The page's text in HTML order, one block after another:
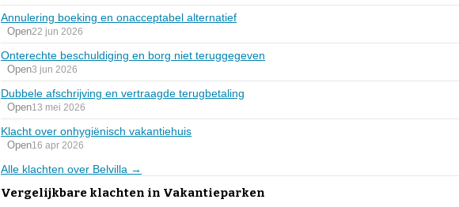
Annulering boeking en onacceptabel alternatief
Open22 jun 2026
Onterechte beschuldiging en borg niet teruggegeven
Open3 jun 2026
Dubbele afschrijving en vertraagde terugbetaling
Open13 mei 2026
Klacht over onhygiënisch vakantiehuis
Open16 apr 2026
Alle klachten over Belvilla →
Vergelijkbare klachten in Vakantieparken